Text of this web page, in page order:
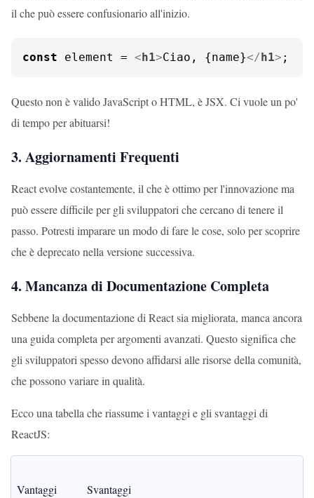
il che può essere confusionario all'inizio.
const element = <h1>Ciao, {name}</h1> ;
Questo non è valido JavaScript o HTML, è JSX. Ci vuole un po'
di tempo per abituarsi!
3. Aggiornamenti Frequenti
React evolve costantemente, il che è ottimo per l'innovazione ma
può essere difficile per gli sviluppatori che cercano di tenere il
passo. Potresti imparare un modo di fare le cose, solo per scoprire
che è deprecato nella versione successiva.
4. Mancanza di Documentazione Completa
Sebbene la documentazione di React sia migliorata, manca ancora
una guida completa per argomenti avanzati. Questo significa che
gli sviluppatori spesso devono affidarsi alle risorse della comunità,
che possono variare in qualità.
Ecco una tabella che riassume i vantaggi e gli svantaggi di
ReactJS:
Vantaggi Svantaggi